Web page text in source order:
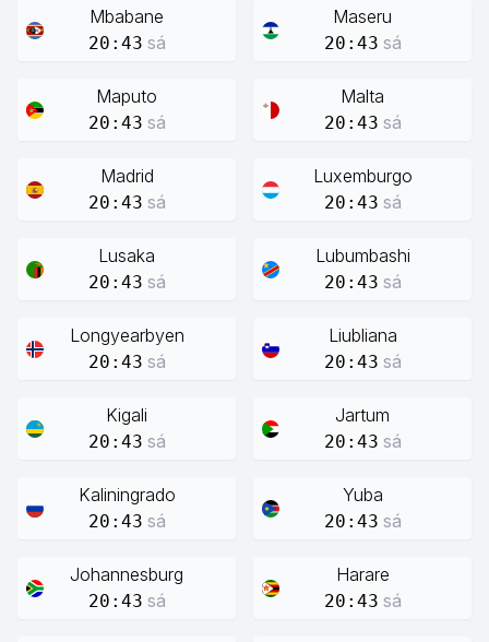
Mbabane
20:43 sá
Maseru
20:43 sá
Maputo
20:43 sá
Malta
20:43 sá
Madrid
20:43 sá
Luxemburgo
20:43 sá
Lusaka
20:43 sá
Lubumbashi
20:43 sá
Longyearbyen
20:43 sá
Liubliana
20:43 sá
Kigali
20:43 sá
Jartum
20:43 sá
Kaliningrado
20:43 sá
Yuba
20:43 sá
Johannesburg
20:43 sá
Harare
20:43 sá